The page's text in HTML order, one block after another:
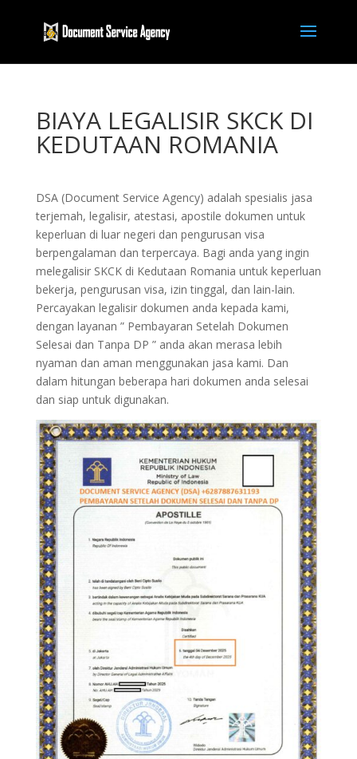
BIAYA LEGALISIR SKCK DI
KEDUTAAN ROMANIA
DSA (Document Service Agency) adalah spesialis jasa
terjemah, legalisir, atestasi, apostile dokumen untuk
keperluan di luar negeri dan pengurusan visa
berpengalaman dan terpercaya. Bagi anda yang ingin
melegalisir SKCK di Kedutaan Romania untuk keperluan
bekerja, pengurusan visa, izin tinggal, dan lain-lain.
Percayakan legalisir dokumen anda kepada kami,
dengan layanan ” Pembayaran Setelah Dokumen
Selesai dan Tanpa DP ” anda akan merasa lebih
nyaman dan aman menggunakan jasa kami. Dan
dalam hitungan beberapa hari dokumen anda selesai
dan siap untuk digunakan.